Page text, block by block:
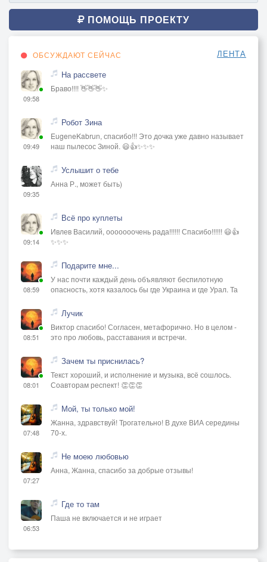
ПОМОЩЬ ПРОЕКТУ
ОБСУЖДАЮТ СЕЙЧАС ЛЕНТА
09:58
На рассвете
Браво!!!! 👋👋👋✨
09:49
Робот Зина
EugeneKabrun, спасибо!!! Это дочка уже давно называет
наш пылесос Зиной. 😃👍✨✨✨
09:35
Услышит о тебе
Анна Р., может быть)
09:14
Всё про куплеты
Ивлев Василий, ооооооочень рада!!!!!! Спасибо!!!!!! 😃👍
✨✨✨
08:59
Подарите мне...
У нас почти каждый день объявляют беспилотную
опасность, хотя казалось бы где Украина и где Урал. Та
08:51
Лучик
Виктор спасибо! Согласен, метафорично. Но в целом -
это про любовь, расставания и встречи.
08:01
Зачем ты приснилась?
Текст хороший, и исполнение и музыка, всё сошлось.
Соавторам респект! 👏👏👏
07:48
Мой, ты только мой!
Жанна, здравствуй! Трогательно! В духе ВИА середины
70-х.
07:27
Не моею любовью
Анна, Жанна, спасибо за добрые отзывы!
06:53
Где то там
Паша не включается и не играет